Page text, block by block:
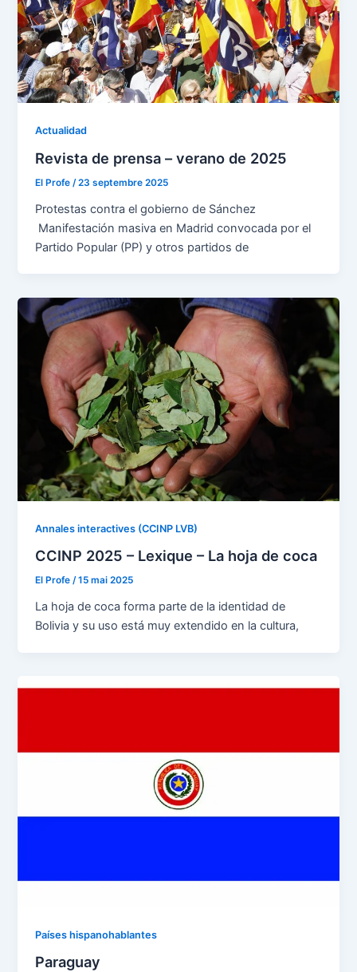
Actualidad
Revista de prensa – verano de 2025
El Profe /23 septembre 2025
Protestas contra el gobierno de Sánchez
Manifestación masiva en Madrid convocada por el
Partido Popular (PP) y otros partidos de
Annales interactives (CCINP LVB)
CCINP 2025 – Lexique – La hoja de coca
El Profe/15 mai 2025
La hoja de coca forma parte de la identidad de
Bolivia y su uso está muy extendido en la cultura,
Países hispanohablantes
Paraguay